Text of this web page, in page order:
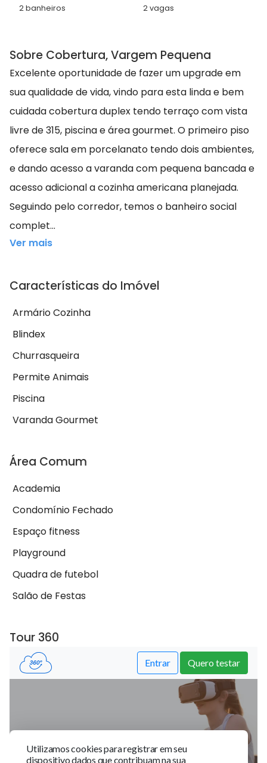
2 banheiros 2 vagas
Sobre Cobertura, Vargem Pequena
Excelente oportunidade de fazer um upgrade em
sua qualidade de vida, vindo para esta linda e bem
cuidada cobertura duplex tendo terraço com vista
livre de 315, piscina e área gourmet. O primeiro piso
oferece sala em porcelanato tendo dois ambientes,
e dando acesso a varanda com pequena bancada e
acesso adicional a cozinha americana planejada.
Seguindo pelo corredor, temos o banheiro social
complet...
Ver mais
Características do Imóvel
Armário Cozinha
Blindex
Churrasqueira
Permite Animais
Piscina
Varanda Gourmet
Área Comum
Academia
Condomínio Fechado
Espaço fitness
Playground
Quadra de futebol
Salão de Festas
Tour 360